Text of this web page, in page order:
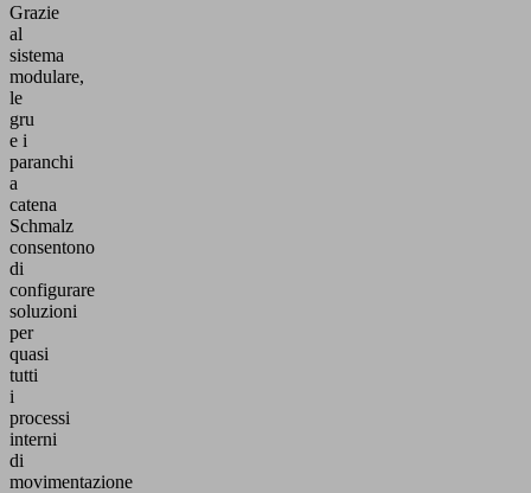
Grazie
al
sistema
modulare,
le
gru
e i
paranchi
a
catena
Schmalz
consentono
di
configurare
soluzioni
per
quasi
tutti
i
processi
interni
di
movimentazione